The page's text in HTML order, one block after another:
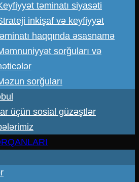
təminatı siyasəti
inkişaf və keyfiyyət
haqqında əsasnamə
sorğuları və
sorğuları
üçün sosial güzəştlər